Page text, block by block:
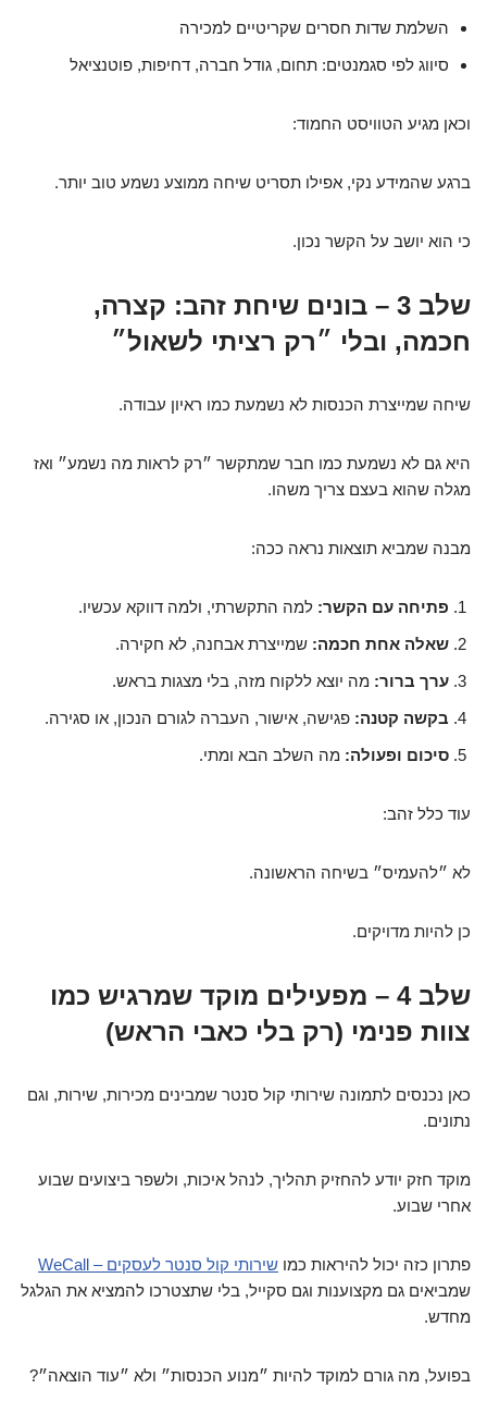
השלמת שדות חסרים שקריטיים למכירה
סיווג לפי סגמנטים: תחום, גודל חברה, דחיפות, פוטנציאל
וכאן מגיע הטוויסט החמוד:
ברגע שהמידע נקי, אפילו תסריט שיחה ממוצע נשמע טוב יותר.
כי הוא יושב על הקשר נכון.
שלב 3 – בונים שיחת זהב: קצרה,
חכמה, ובלי ״רק רציתי לשאול״
שיחה שמייצרת הכנסות לא נשמעת כמו ראיון עבודה.
היא גם לא נשמעת כמו חבר שמתקשר ״רק לראות מה נשמע״ ואז
מגלה שהוא בעצם צריך משהו.
מבנה שמביא תוצאות נראה ככה:
פתיחה עם הקשר: למה התקשרתי, ולמה דווקא עכשיו.
שאלה אחת חכמה: שמייצרת אבחנה, לא חקירה.
ערך ברור: מה יוצא ללקוח מזה, בלי מצגות בראש.
בקשה קטנה: פגישה, אישור, העברה לגורם הנכון, או סגירה.
סיכום ופעולה: מה השלב הבא ומתי.
עוד כלל זהב:
לא ״להעמיס״ בשיחה הראשונה.
כן להיות מדויקים.
שלב 4 – מפעילים מוקד שמרגיש כמו
צוות פנימי (רק בלי כאבי הראש)
כאן נכנסים לתמונה שירותי קול סנטר שמבינים מכירות, שירות, וגם
נתונים.
מוקד חזק יודע להחזיק תהליך, לנהל איכות, ולשפר ביצועים שבוע
אחרי שבוע.
פתרון כזה יכול להיראות כמו שירותי קול סנטר לעסקים – WeCall
שמביאים גם מקצוענות וגם סקייל, בלי שתצטרכו להמציא את הגלגל
מחדש.
בפועל, מה גורם למוקד להיות ״מנוע הכנסות״ ולא ״עוד הוצאה״?